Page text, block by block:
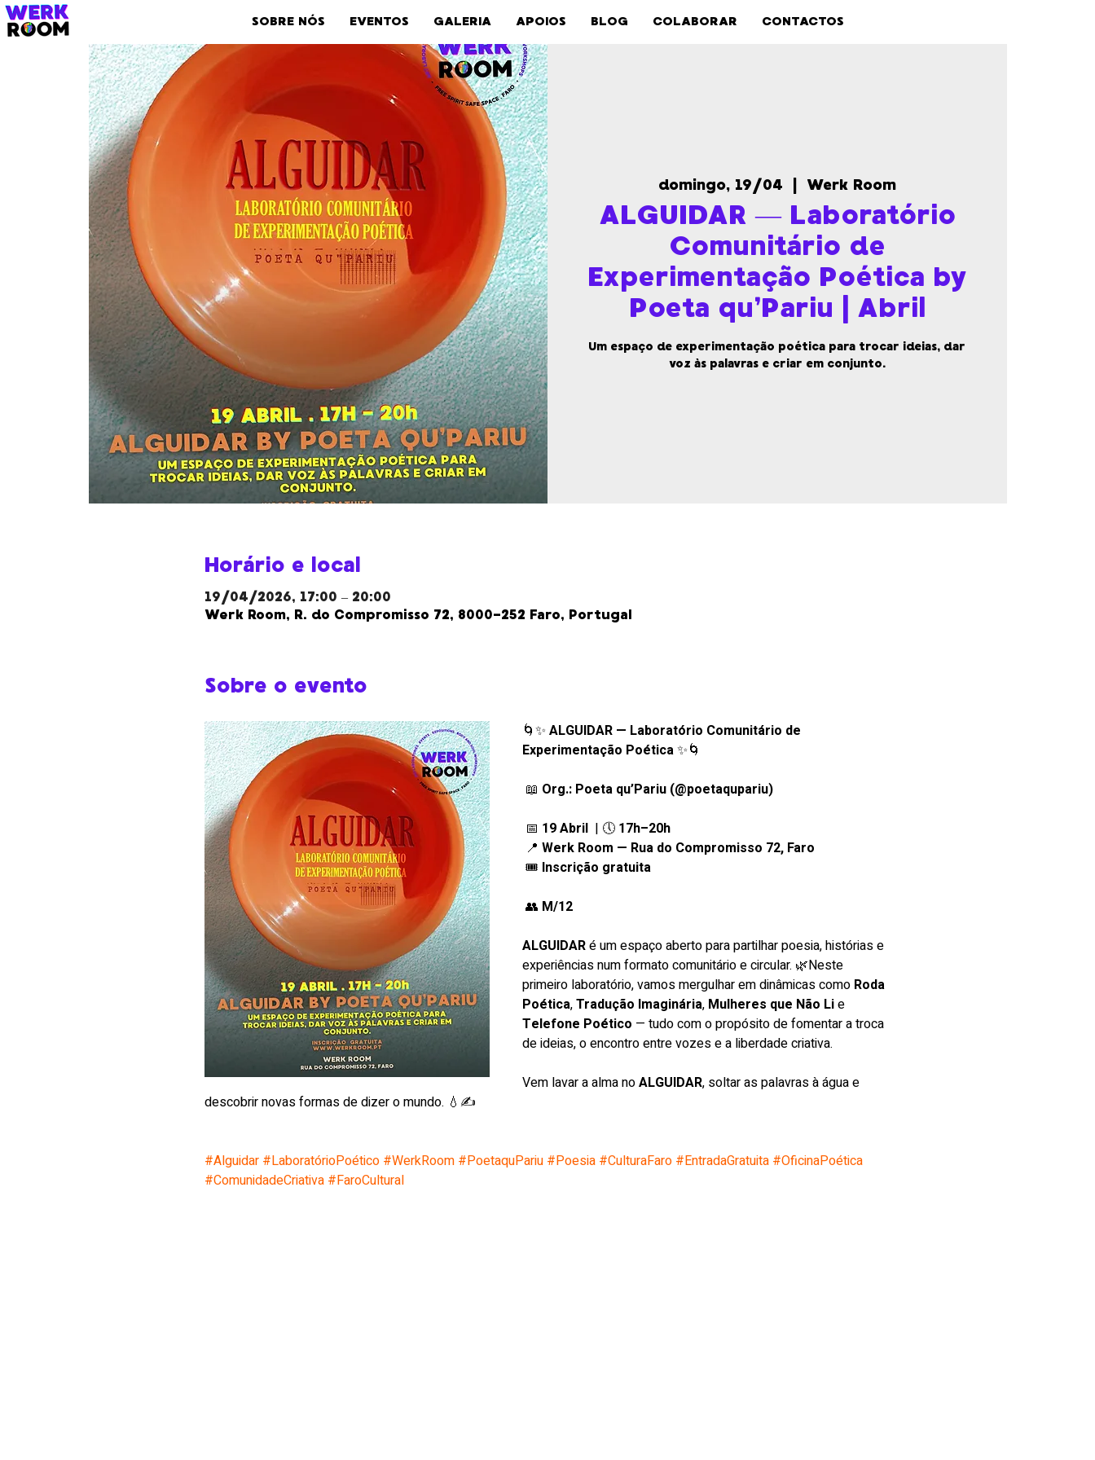
SOBRE NÓS EVENTOS GALERIA APOIOS BLOG COLABORAR CONTACTOS
domingo, 19/04 Werk Room
ALGUIDAR — Laboratório
Comunitário de
Experimentação Poética by
Poeta qu’Pariu | Abril
Um espaço de experimentação poética para trocar ideias, dar
voz às palavras e criar em conjunto.
Horário e local
19/04/2026, 17:00 – 20:00
Werk Room, R. do Compromisso 72, 8000-252 Faro, Portugal
Sobre o evento
🌀✨ ALGUIDAR — Laboratório Comunitário de
Experimentação Poética ✨🌀
📖 Org.: Poeta qu’Pariu (@poetaqupariu)
📅 19 Abril | 🕔 17h–20h
📍 Werk Room — Rua do Compromisso 72, Faro
🎟 Inscrição gratuita
👥 M/12
ALGUIDAR é um espaço aberto para partilhar poesia, histórias e
experiências num formato comunitário e circular. 🌿Neste
primeiro laboratório, vamos mergulhar em dinâmicas como Roda
Poética, Tradução Imaginária, Mulheres que Não Li e
Telefone Poético — tudo com o propósito de fomentar a troca
de ideias, o encontro entre vozes e a liberdade criativa.
Vem lavar a alma no ALGUIDAR, soltar as palavras à água e
descobrir novas formas de dizer o mundo. 💧✍️
#Alguidar #LaboratórioPoético #WerkRoom #PoetaquPariu #Poesia #CulturaFaro #EntradaGratuita #OficinaPoética
#ComunidadeCriativa #FaroCultural